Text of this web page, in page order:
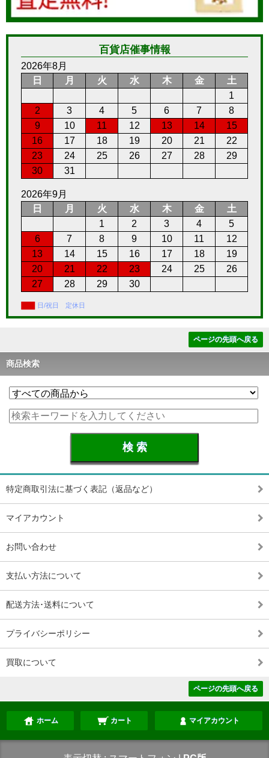
百貨店催事情報
2026年8月
日
月 火 水 木 金
土
1
2
3 4 5 6 7
8
9
10 11 12 13 14
15
16
17 18 19 20 21
22
23
24 25 26 27 28
29
30
31
2026年9月
日
月 火 水 木 金
土
1
2 3 4
5
6
7 8 9 10 11
12
13
14 15 16 17 18
19
20
21 22 23 24 25
26
27
28 29 30
日/祝日 定休日
ページの先頭へ戻る
商品検索
特定商取引法に基づく表記（返品など）
マイアカウント
お問い合わせ
支払い方法について
配送方法･送料について
プライバシーポリシー
買取について
ページの先頭へ戻る
ホーム カート マイアカウント